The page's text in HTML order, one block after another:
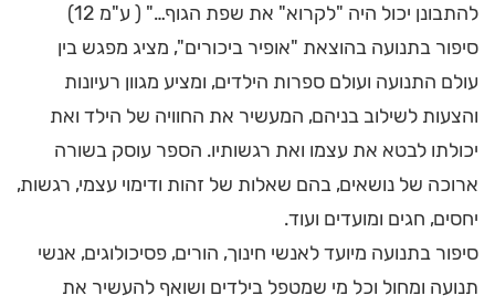
להתבונן יכול היה "לקרוא" את שפת הגוף…" ( ע"מ 12)
סיפור בתנועה בהוצאת "אופיר ביכורים", מציג מפגש בין
עולם התנועה ועולם ספרות הילדים, ומציע מגוון רעיונות
והצעות לשילוב בניהם, המעשיר את החוויה של הילד ואת
יכולתו לבטא את עצמו ואת רגשותיו. הספר עוסק בשורה
ארוכה של נושאים, בהם שאלות של זהות ודימוי עצמי, רגשות,
יחסים, חגים ומועדים ועוד.
סיפור בתנועה מיועד לאנשי חינוך, הורים, פסיכולוגים, אנשי
תנועה ומחול וכל מי שמטפל בילדים ושואף להעשיר את